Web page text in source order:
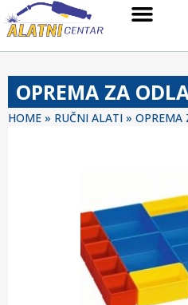
OPREMA ZA
HOME » RUČNI ALATI » OPREMA